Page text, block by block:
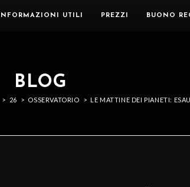
INFORMAZIONI UTILI PREZZI BUONO
BLOG
> 26 > OSSERVATORIO > LE MATTINE DEI PIANETI: